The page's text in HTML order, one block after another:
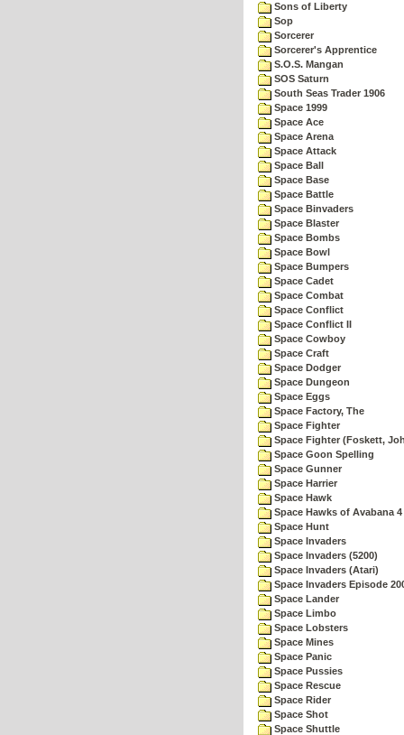
Sons of Liberty
Sop
Sorcerer
Sorcerer's Apprentice
S.O.S. Mangan
SOS Saturn
South Seas Trader 1906
Space 1999
Space Ace
Space Arena
Space Attack
Space Ball
Space Base
Space Battle
Space Binvaders
Space Blaster
Space Bombs
Space Bowl
Space Bumpers
Space Cadet
Space Combat
Space Conflict
Space Conflict II
Space Cowboy
Space Craft
Space Dodger
Space Dungeon
Space Eggs
Space Factory, The
Space Fighter
Space Fighter (Foskett,
Space Goon Spelling
Space Gunner
Space Harrier
Space Hawk
Space Hawks of Avabana 4
Space Hunt
Space Invaders
Space Invaders (5200)
Space Invaders (Atari)
Space Invaders Episode
Space Lander
Space Limbo
Space Lobsters
Space Mines
Space Panic
Space Pussies
Space Rescue
Space Rider
Space Shot
Space Shuttle